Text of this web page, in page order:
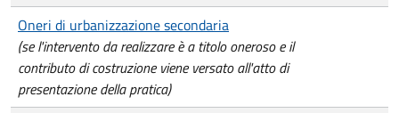
Oneri di urbanizzazione secondaria
(se l'intervento da realizzare è a titolo oneroso e il
contributo di costruzione viene versato all'atto di
presentazione della pratica)